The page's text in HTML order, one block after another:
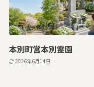
本別町営本別霊園
2026年6月14日